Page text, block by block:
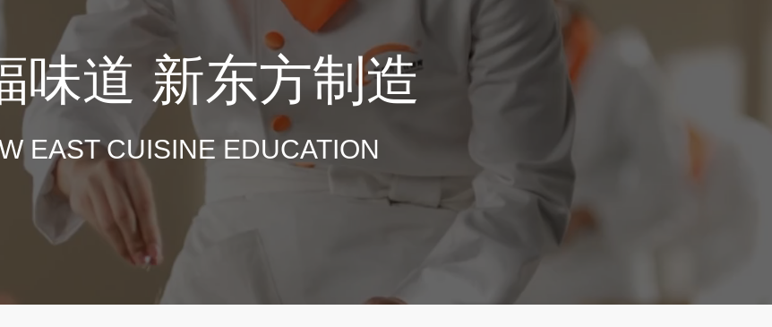
味道 新东方制造
EAST CUISINE EDUCATION